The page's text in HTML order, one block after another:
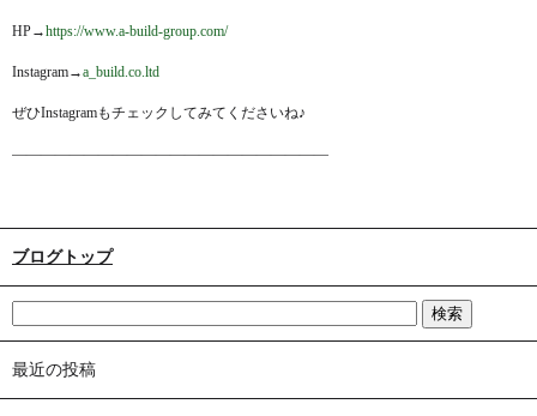
HP→https://www.a-build-group.com/
Instagram→a_build.co.ltd
ぜひInstagramもチェックしてみてくださいね♪
——————————————————————
ブログトップ
最近の投稿